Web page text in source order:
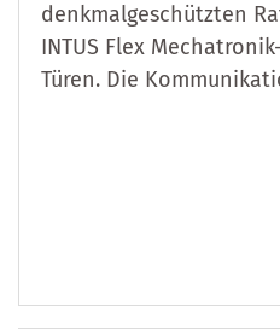
denkmalgeschützten
INTUS Flex
Türen. Die